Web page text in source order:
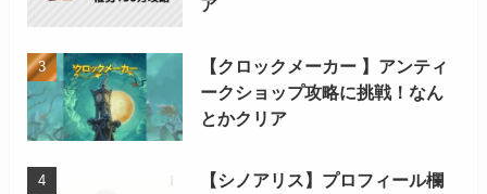
ア
【クロックメーカー 】アンティ
ークショップ攻略に挑戦！なん
とかクリア
【シノアリス】プロフィール欄